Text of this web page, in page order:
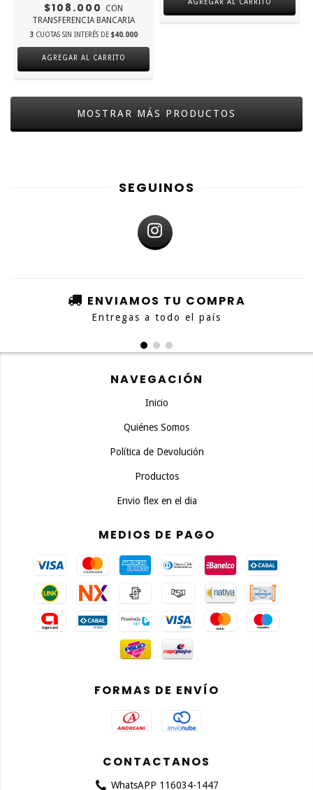
$108.000 CON
TRANSFERENCIA BANCARIA
3 CUOTAS SIN INTERÉS DE $40.000
MOSTRAR MÁS PRODUCTOS
SEGUINOS
ENVIAMOS TU COMPRA
Entregas a todo el país
NAVEGACIÓN
Inicio
Quiénes Somos
Política de Devolución
Productos
Envio flex en el dia
MEDIOS DE PAGO
FORMAS DE ENVÍO
CONTACTANOS
WhatsAPP 116034-1447